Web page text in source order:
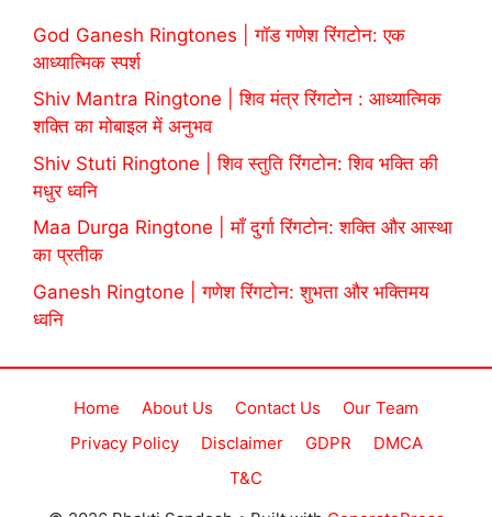
God Ganesh Ringtones | गॉड गणेश रिंगटोन: एक
आध्यात्मिक स्पर्श
Shiv Mantra Ringtone | शिव मंत्र रिंगटोन : आध्यात्मिक
शक्ति का मोबाइल में अनुभव
Shiv Stuti Ringtone | शिव स्तुति रिंगटोन: शिव भक्ति की
मधुर ध्वनि
Maa Durga Ringtone | माँ दुर्गा रिंगटोन: शक्ति और आस्था
का प्रतीक
Ganesh Ringtone | गणेश रिंगटोन: शुभता और भक्तिमय
ध्वनि
Home About Us Contact Us
Our Team
Privacy Policy
Disclaimer GDPR
DMCA
T&C